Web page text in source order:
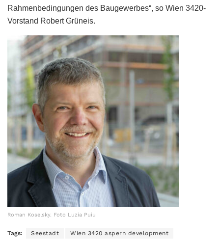
Rahmenbedingungen des Baugewerbes“, so Wien 3420-
Vorstand Robert Grüneis.
Roman Koselsky. Foto Luzia Puiu
Tags: Seestadt Wien 3420 aspern development